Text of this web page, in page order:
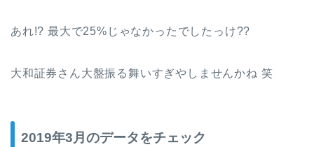
あれ!? 最大で25%じゃなかったでしたっけ??
大和証券さん大盤振る舞いすぎやしませんかね 笑
2019年3月のデータをチェック